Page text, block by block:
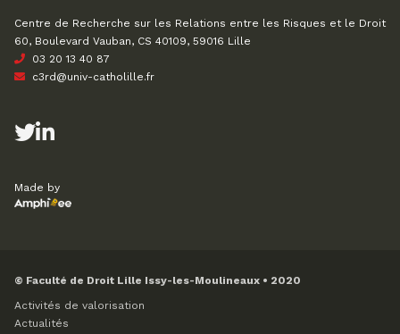
Centre de Recherche sur les Relations entre les Risques et le Droit
60, Boulevard Vauban, CS 40109, 59016 Lille
03 20 13 40 87
c3rd@univ-catholille.fr
Made by
© Faculté de Droit Lille Issy-les-Moulineaux • 2020
Activités de valorisation
Actualités